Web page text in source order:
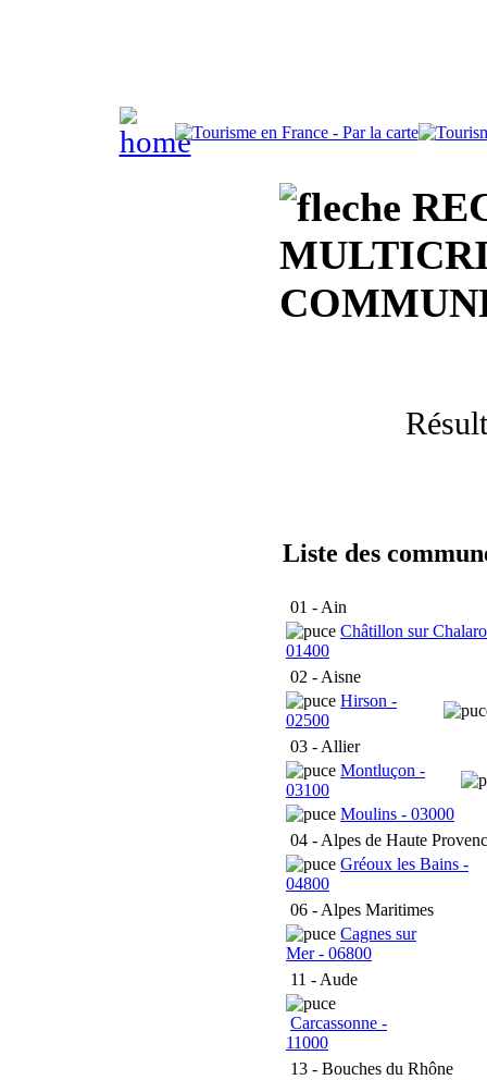
Liste des
01 - Ain
Châtillon sur
01400
02 - Aisne
Hirson -
02500
03 - Allier
Montluçon -
03100
Moulins - 03000
04 - Alpes de Haute
Gréoux les Bains -
04800
06 - Alpes Maritimes
Cagnes sur
Mer - 06800
11 - Aude
Carcassonne -
11000
13 - Bouches du Rhône